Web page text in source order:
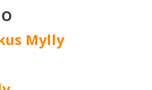
Mylly